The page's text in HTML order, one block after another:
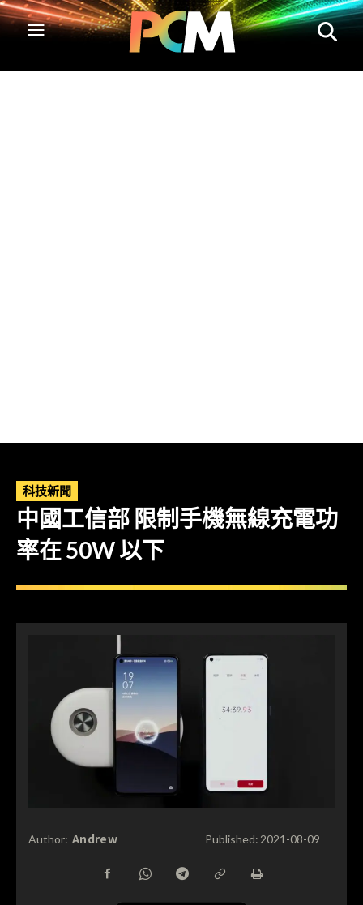
科技新聞
中國工信部 限制手機無線充電功
率在 50W 以下
Author: Andrew Published: 2021-08-09